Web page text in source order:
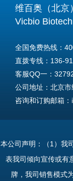
维百奥（北京
Vicbio
全国免费热线：
直拨专线：136-
客服QQ一：
公司地址：北京
咨询和订购邮箱
Tel: +86-
本公司声明：（1）我
表我司倾向宣传或有
牌，我司销售模式